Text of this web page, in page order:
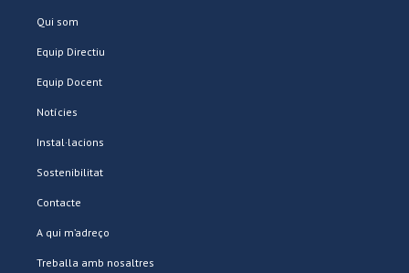
Qui som
Equip Directiu
Equip Docent
Notícies
Instal·lacions
Sostenibilitat
Contacte
A qui m’adreço
Treballa amb nosaltres